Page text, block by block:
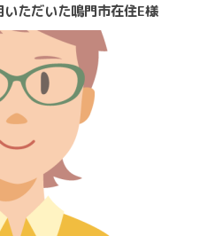
ただいた鳴門市在住E様